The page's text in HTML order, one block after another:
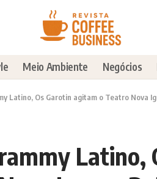
Meio Ambiente Negócios
Latino, Os Garotin agitam o Teatro Nova
Latino,